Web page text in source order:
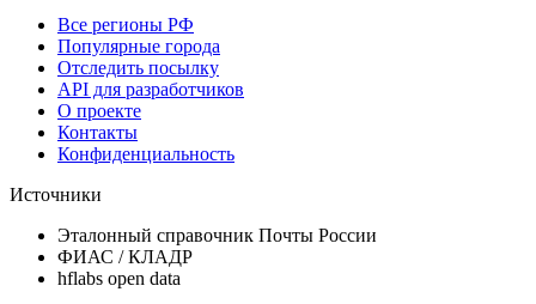
Все регионы РФ
Популярные города
Отследить посылку
API для разработчиков
О проекте
Контакты
Конфиденциальность
Источники
Эталонный справочник Почты России
ФИАС / КЛАДР
hflabs open data